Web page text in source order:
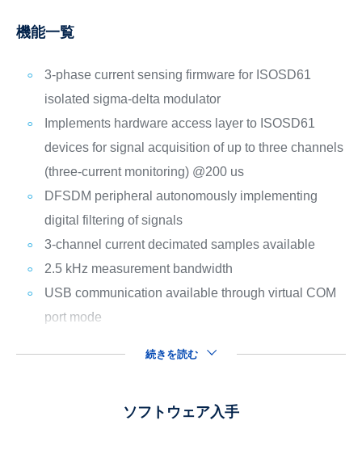
機能一覧
3-phase current sensing firmware for ISOSD61
isolated sigma-delta modulator
Implements hardware access layer to ISOSD61
devices for signal acquisition of up to three channels
(three-current monitoring) @200 us
DFSDM peripheral autonomously implementing
digital filtering of signals
3-channel current decimated samples available
2.5 kHz measurement bandwidth
USB communication available through virtual COM
port mode
続きを読む
ソフトウェア入手